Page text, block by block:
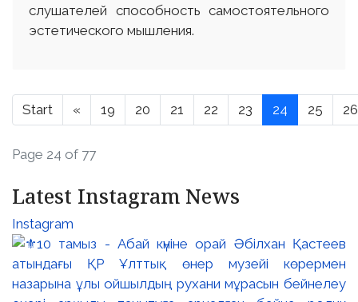
слушателей способность самостоятельного
эстетического мышления.
Start « 19 20 21 22 23 24 25 26
Page 24 of 77
Latest Instagram News
Instagram